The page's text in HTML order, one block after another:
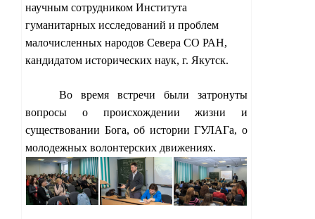
научным сотрудником Института
гуманитарных исследований и проблем
малочисленных народов Севера СО РАН,
кандидатом исторических наук, г. Якутск.
Во время встречи были затронуты
вопросы о происхождении жизни и
существовании Бога, об истории ГУЛАГа, о
молодежных волонтерских движениях.